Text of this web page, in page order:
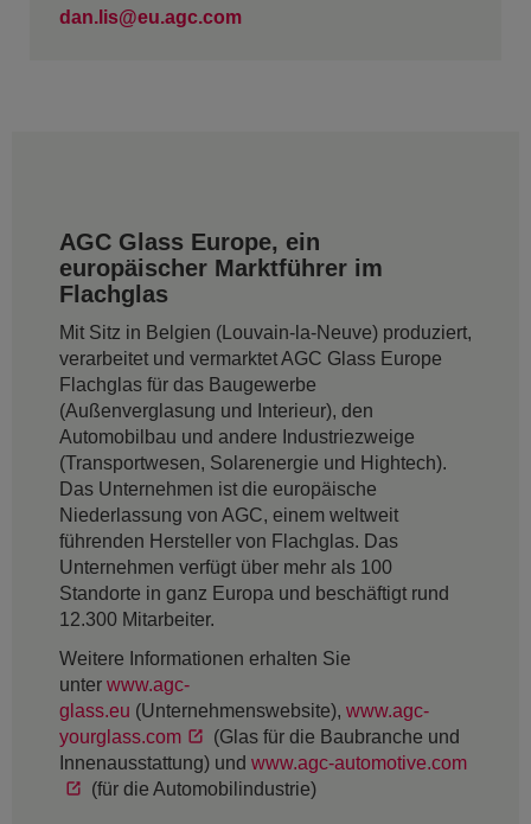
dan.lis@eu.agc.com
AGC Glass Europe, ein
europäischer Marktführer im
Flachglas
Mit Sitz in Belgien (Louvain-la-Neuve) produziert,
verarbeitet und vermarktet AGC Glass Europe
Flachglas für das Baugewerbe
(Außenverglasung und Interieur), den
Automobilbau und andere Industriezweige
(Transportwesen, Solarenergie und Hightech).
Das Unternehmen ist die europäische
Niederlassung von AGC, einem weltweit
führenden Hersteller von Flachglas. Das
Unternehmen verfügt über mehr als 100
Standorte in ganz Europa und beschäftigt rund
12.300 Mitarbeiter.
Weitere Informationen erhalten Sie
unter www.agc-
glass.eu (Unternehmenswebsite), www.agc-
yourglass.com
(Glas für die Baubranche und
Innenausstattung) und www.agc-automotive.com
(für die Automobilindustrie)